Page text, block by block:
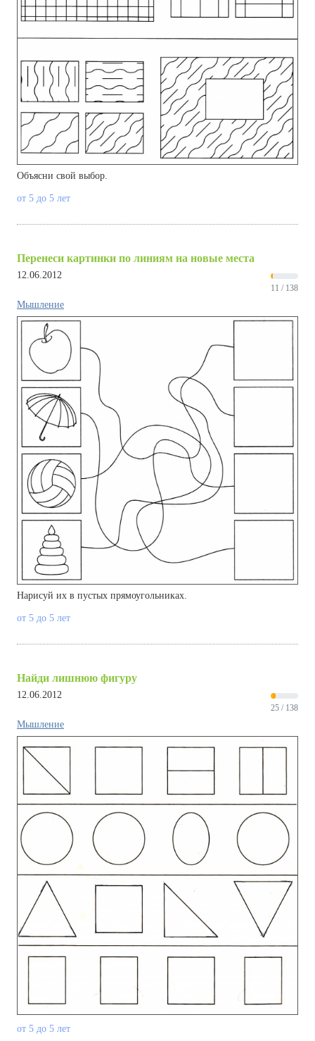
Объясни свой выбор.
от 5 до 5 лет
Перенеси картинки по линиям на новые места
12.06.2012
11 / 138
Мышление
Нарисуй их в пустых прямоугольниках.
от 5 до 5 лет
Найди лишнюю фигуру
12.06.2012
25 / 138
Мышление
от 5 до 5 лет